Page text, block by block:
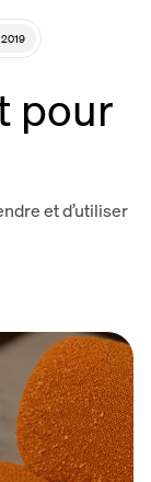
pour
et d’utiliser